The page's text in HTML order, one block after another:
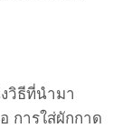
วิธีที่นำมา
การใส่ผักกาด